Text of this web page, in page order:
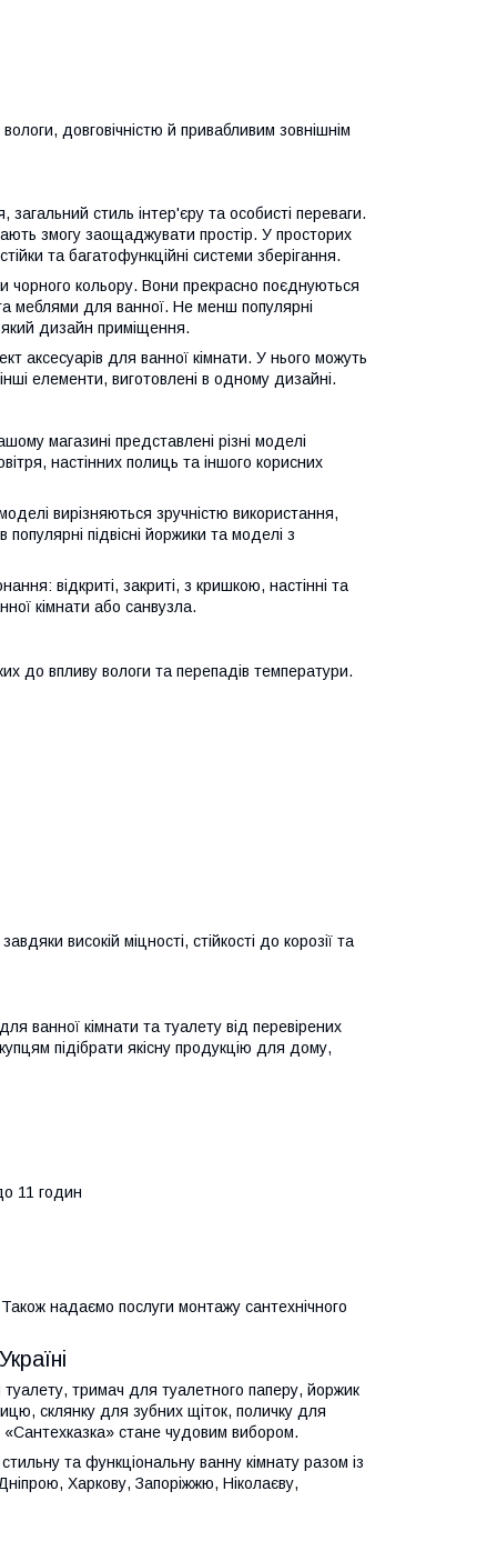
довговічністю й привабливим зовнішнім
стиль інтер'єру та особисті переваги.
змогу заощаджувати простір. У просторих
та багатофункційні системи зберігання.
чорного кольору. Вони прекрасно поєднуються
меблями для ванної. Не менш популярні
який дизайн приміщення.
аксесуарів для ванної кімнати. У нього можуть
елементи, виготовлені в одному дизайні.
магазині представлені різні моделі
настінних полиць та іншого корисних
вирізняються зручністю використання,
підвісні йоржики та моделі з
відкриті, закриті, з кришкою, настінні та
кімнати або санвузла.
до впливу вологи та перепадів температури.
високій міцності, стійкості до корозії та
ванної кімнати та туалету від перевірених
підібрати якісну продукцію для дому,
11 годин
надаємо послуги монтажу сантехнічного
тримач для туалетного паперу, йоржик
склянку для зубних щіток, поличку для
«Сантехказка» стане чудовим вибором.
та функціональну ванну кімнату разом із
Харкову, Запоріжжю, Ніколаєву,